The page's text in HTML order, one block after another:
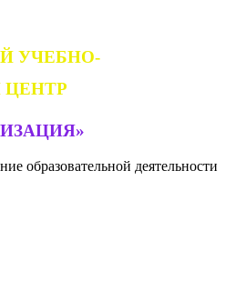
УЧЕБНО-
образовательной деятельности